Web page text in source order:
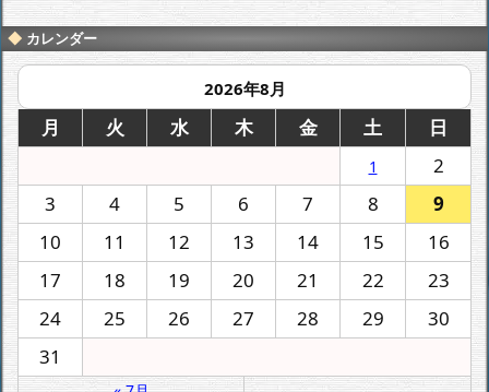
カレンダー
2026年8月
月 火 水 木 金 土 日
1
2
3
4 5 6 7 8
9
10
11 12 13 14 15
16
17
18 19 20 21 22
23
24
25 26 27 28 29
30
31